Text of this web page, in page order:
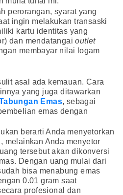
perorangan, syarat yang
ingin melakukan transaski
kartu identitas yang
dan mendatangaioutlet
membayar nilai logam
asal ada kemauan. Cara
yang juga ditawarkan
Emas, sebagai
emas dengan
berarti Anda menyetorkan
melainkan Anda menyetor
tersebut akan dikonversi
Dengan uang mulai dari
bisa menabung emas
0.01 gram saat
profesional dan